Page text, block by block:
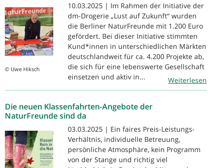
© Uwe Hiksch
10.03.2025 | Im Rahmen der Initiative der
dm-Drogerie „Lust auf Zukunft“ wurden
die Berliner NaturFreunde mit 1.200 Euro
gefördert. Bei dieser Initiative stimmten
Kund*innen in unterschiedlichen Märkten
deutschlandweit für ca. 4.200 Projekte ab,
die sich für eine lebenswerte Gesellschaft
einsetzen und aktiv in...
Weiterlesen
Die neuen Klassenfahrten-Angebote der
NaturFreunde sind da
03.03.2025 | Ein faires Preis-Leistungs-
Verhältnis, individuelle Betreuung,
persönliche Atmosphäre, kein Programm
von der Stange und richtig viel